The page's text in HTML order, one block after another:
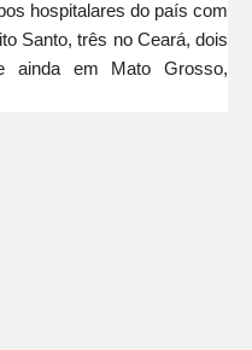
hospitalares do país com
Santo, três no Ceará, dois
ainda em Mato Grosso,